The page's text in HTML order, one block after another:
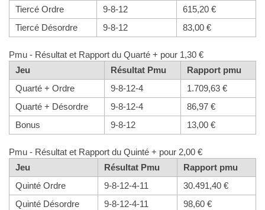
Tiercé Ordre
9-8-12
615,20 €
Tiercé Désordre
9-8-12 83,00 €
Pmu - Résultat et Rapport du Quarté + pour 1,30 €
Jeu
Résultat Pmu
Rapport pmu
Quarté + Ordre
9-8-12-4
1.709,63 €
Quarté + Désordre
9-8-12-4
86,97 €
Bonus
9-8-12 13,00 €
Pmu - Résultat et Rapport du Quinté + pour 2,00 €
Jeu
Résultat Pmu
Rapport pmu
Quinté Ordre
9-8-12-4-11
30.491,40 €
Quinté Désordre
9-8-12-4-11
98,60 €